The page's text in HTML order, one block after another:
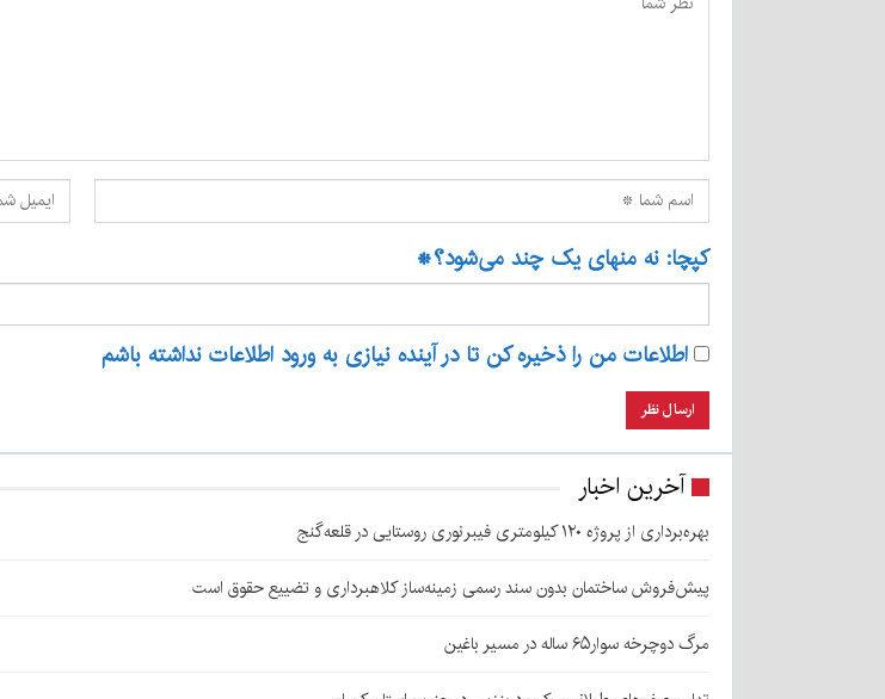
کپچا: نه منهای یک چند می‌شود؟*
اطلاعات من را ذخیره کن تا در آینده نیازی به ورود اطلاعات نداشته باشم
آخرین اخبار
بهره‌برداری از پروژه ۱۲۰ کیلومتری فیبرنوری روستایی در قلعه‌گنج
پیش‌فروش ساختمان بدون سند رسمی زمینه‌ساز کلاهبرداری و تضییع حقوق است
مرگ دوچرخه سوار۶۵ ساله در مسیر باغین